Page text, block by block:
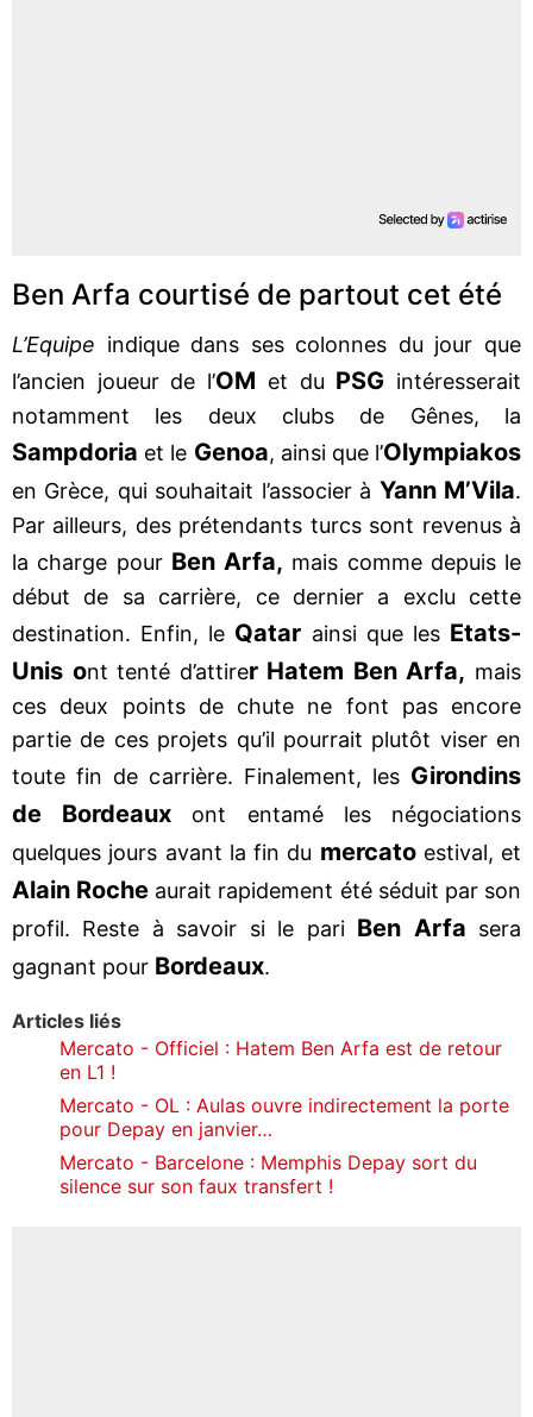
Ben Arfa courtisé de partout cet été
L’Equipe indique dans ses colonnes du jour que
l’ancien joueur de l’OM et du PSG intéresserait
notamment les deux clubs de Gênes, la
Sampdoria et le Genoa, ainsi que l’Olympiakos
en Grèce, qui souhaitait l’associer à Yann M’Vila.
Par ailleurs, des prétendants turcs sont revenus à
la charge pour Ben Arfa, mais comme depuis le
début de sa carrière, ce dernier a exclu cette
destination. Enfin, le Qatar ainsi que les Etats-
Unis ont tenté d’attirer Hatem Ben Arfa, mais
ces deux points de chute ne font pas encore
partie de ces projets qu’il pourrait plutôt viser en
toute fin de carrière. Finalement, les Girondins
de Bordeaux ont entamé les négociations
quelques jours avant la fin du mercatoestival, et
Alain Roche aurait rapidement été séduit par son
profil. Reste à savoir si le pari Ben Arfa sera
gagnant pour Bordeaux.
Articles liés
Mercato - Officiel : Hatem Ben Arfa est de retour
en L1 !
Mercato - OL : Aulas ouvre indirectement la porte
pour Depay en janvier…
Mercato - Barcelone : Memphis Depay sort du
silence sur son faux transfert !